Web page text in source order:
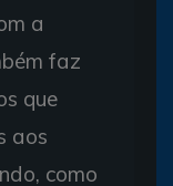
a
faz
que
aos
como